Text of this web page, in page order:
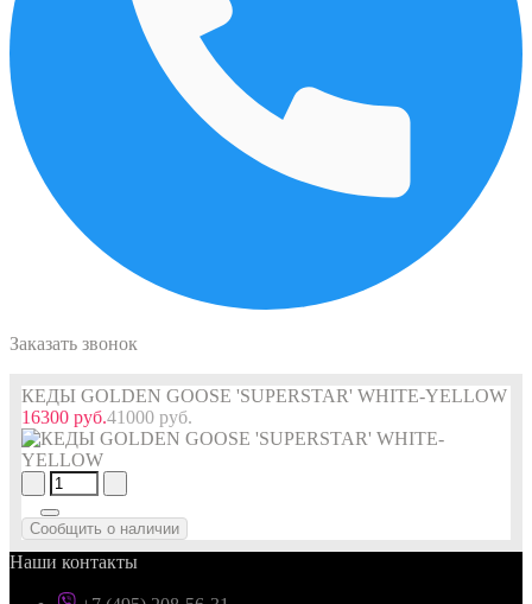
Заказать звонок
КЕДЫ GOLDEN GOOSE 'SUPERSTAR' WHITE-YELLOW
16300 руб.41000 руб.
Сообщить о наличии
Наши контакты